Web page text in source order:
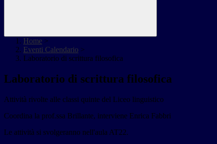
Home >
Eventi Calendario >
Laboratorio di scrittura filosofica
Laboratorio di scrittura filosofica
Attività rivolte alle classi quinte del Liceo linguistico
Coordina la prof.ssa Brillante, interviene Enrica Fabbri
Le attività si svolgeranno nell'aula AT22.